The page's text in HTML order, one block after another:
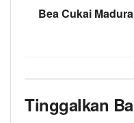
Bea Cukai
Tinggalkan